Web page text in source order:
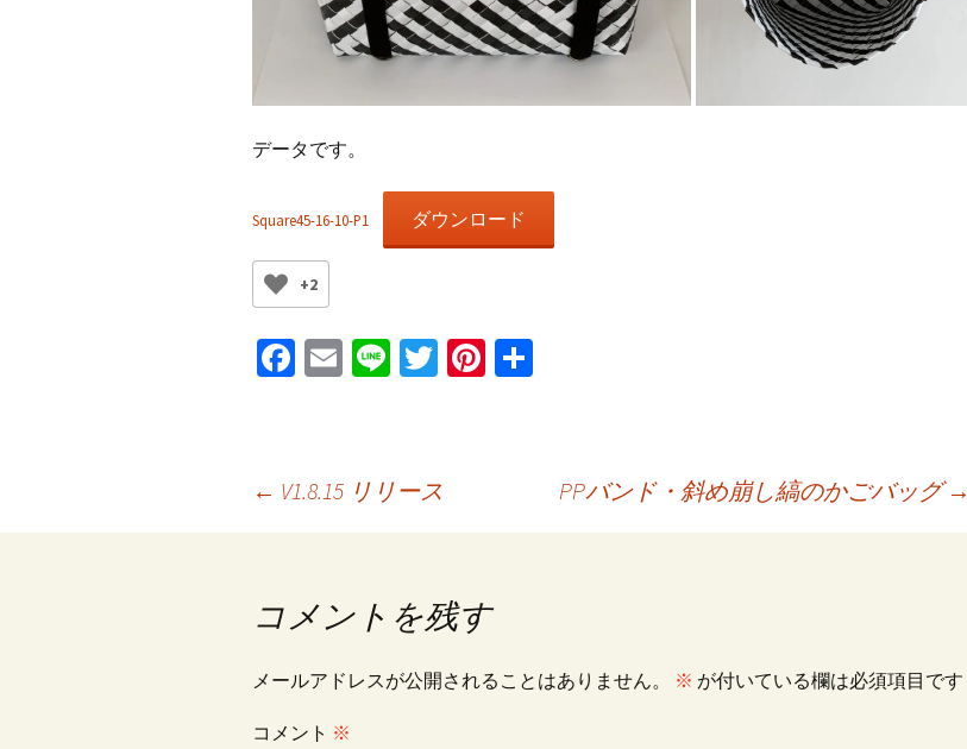
データです。
Square45-16-10-P1 ダウンロード
+2
Fa
o
o
k
E
l
Li T
er
Pi
← V1.8.15 リリース PPバンド・斜め崩し縞のかごバッグ→
コメントを残す
メールアドレスが公開されることはありません。 ※ が付いている欄は必須項目です
コメント ※